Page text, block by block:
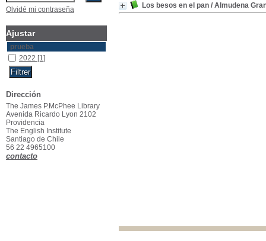
Los besos en el pan / Almudena
Olvidé mi contraseña
Ajustar
prueba
2022 [1]
Dirección
The James P.McPhee Library
Avenida Ricardo Lyon 2102
Providencia
The English Institute
Santiago de Chile
56 22 4965100
contacto